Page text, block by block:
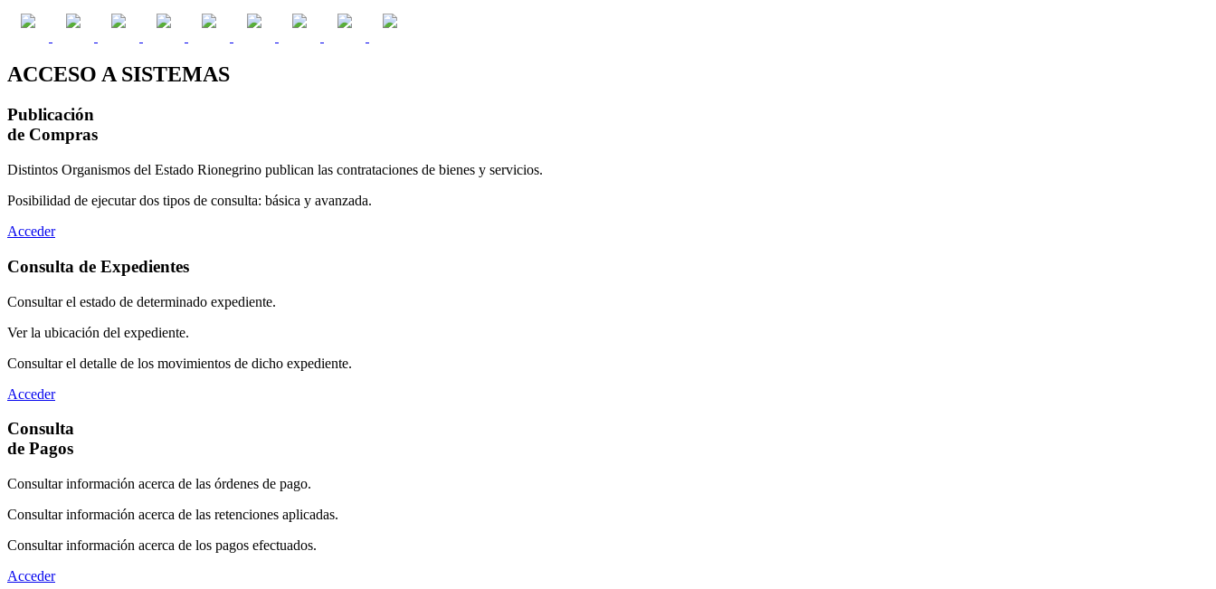
ACCESO A SISTEMAS
Publicación
de Compras
Distintos Organismos del Estado Rionegrino publican las contrataciones de bienes y servicios.
Posibilidad de ejecutar dos tipos de consulta: básica y avanzada.
Acceder
Consulta de Expedientes
Consultar el estado de determinado expediente.
Ver la ubicación del expediente.
Consultar el detalle de los movimientos de dicho expediente.
Acceder
Consulta
de Pagos
Consultar información acerca de las órdenes de pago.
Consultar información acerca de las retenciones aplicadas.
Consultar información acerca de los pagos efectuados.
Acceder